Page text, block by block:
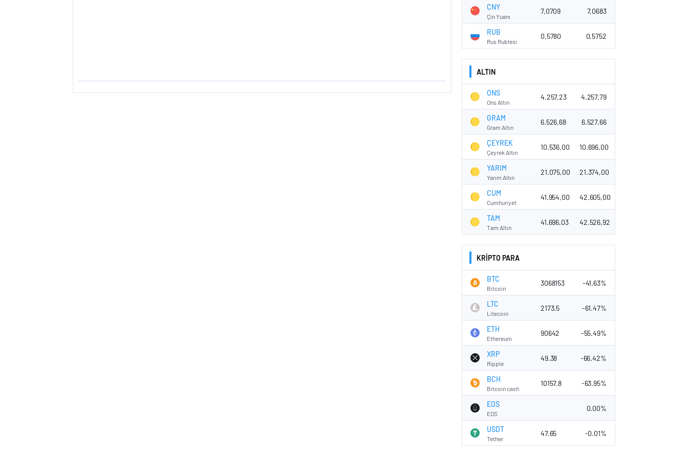
CNY
Çin Yuanı
7,0709 7,0683
RUB
Rus Rublesi
0,5780 0,5752
ALTIN
ONS
Ons Altın
4.257,23 4.257,79
GRAM
Gram Altın
6.526,68 6.527,66
ÇEYREK
Çeyrek Altın
10.536,00 10.696,00
YARIM
Yarım Altın
21.075,00 21.374,00
CUM
Cumhuriyet
41.954,00 42.605,00
TAM
Tam Altın
41.696,03 42.526,92
KRİPTO PARA
BTC
Bitcoin
3068153 -41.63%
LTC
Litecoin
2173.5 -61.47%
ETH
Ethereum
90642 -55.49%
XRP
Ripple
49.38 -66.42%
BCH
Bitcoin cash
10157.8 -63.95%
EOS
EOS
0.00%
USDT
Tether
47.65 -0.01%